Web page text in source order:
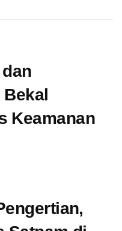
Keamanan